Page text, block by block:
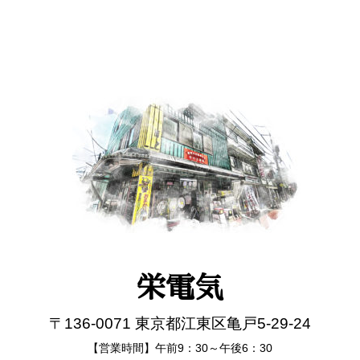
栄電気
〒136-0071 東京都江東区亀戸5-29-24
【営業時間】午前9：30～午後6：30